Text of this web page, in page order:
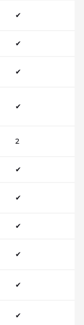
✔
✔
✔
✔
2
✔
✔
✔
✔
✔
✔